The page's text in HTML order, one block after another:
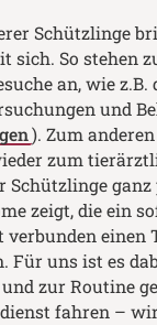
Schützlinge
sich. So stehen
an, wie z.B.
und
). Zum
zum
Schützlinge
zeigt, die ein
verbunden einen
Für uns ist es
zur Routine
fahren –